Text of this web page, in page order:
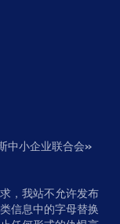
中小企业联合会»
，我站不允许发布
信息中的字母替换